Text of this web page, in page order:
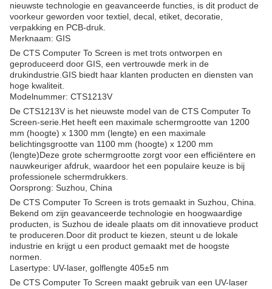
nieuwste technologie en geavanceerde functies, is dit product de
voorkeur geworden voor textiel, decal, etiket, decoratie,
verpakking en PCB-druk.
Merknaam: GIS
De CTS Computer To Screen is met trots ontworpen en
geproduceerd door GIS, een vertrouwde merk in de
drukindustrie.GIS biedt haar klanten producten en diensten van
hoge kwaliteit.
Modelnummer: CTS1213V
De CTS1213V is het nieuwste model van de CTS Computer To
Screen-serie.Het heeft een maximale schermgrootte van 1200
mm (hoogte) x 1300 mm (lengte) en een maximale
belichtingsgrootte van 1100 mm (hoogte) x 1200 mm
(lengte)Deze grote schermgrootte zorgt voor een efficiëntere en
nauwkeuriger afdruk, waardoor het een populaire keuze is bij
professionele schermdrukkers.
Oorsprong: Suzhou, China
De CTS Computer To Screen is trots gemaakt in Suzhou, China.
Bekend om zijn geavanceerde technologie en hoogwaardige
producten, is Suzhou de ideale plaats om dit innovatieve product
te produceren.Door dit product te kiezen, steunt u de lokale
industrie en krijgt u een product gemaakt met de hoogste
normen.
Lasertype: UV-laser, golflengte 405±5 nm
De CTS Computer To Screen maakt gebruik van een UV-laser